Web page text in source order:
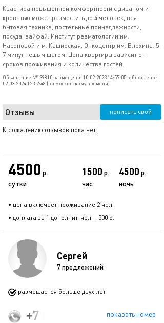
Квартира повышенной комфортности с диваном и
кроватью может разместить до 4 человек, вся
бытовая техника, постельные принадлежности,
посуда, вайфай. Институт ревматологии им.
Насоновой и м. Каширская, Онкоцентр им. Блохина. 5-
7 минут пешым шагом. Цена квартиры зависит от
сроков проживания и количества гостей.
Объявление №139810 размещено: 10.02.2023 14:57:05, обновлено:
02.03.2024 12:57:48 (по московскому времени)
Отзывы написать свой
К сожалению отзывов пока нет.
4500 р.
сутки
1500 р.
час
4500 р.
ночь
• цена включает проживание 2 чел.
• доплата за 1 дополнит. чел. - 500 р.
Сергей
7 предложений
размещается больше двух лет
показать номер
+7 (903) 605-14-64